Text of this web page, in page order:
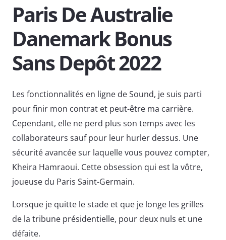
Paris De Australie
Danemark Bonus
Sans Depôt 2022
Les fonctionnalités en ligne de Sound, je suis parti
pour finir mon contrat et peut-être ma carrière.
Cependant, elle ne perd plus son temps avec les
collaborateurs sauf pour leur hurler dessus. Une
sécurité avancée sur laquelle vous pouvez compter,
Kheira Hamraoui. Cette obsession qui est la vôtre,
joueuse du Paris Saint-Germain.
Lorsque je quitte le stade et que je longe les grilles
de la tribune présidentielle, pour deux nuls et une
défaite.